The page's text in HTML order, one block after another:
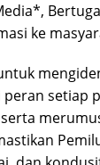
ke
setiap